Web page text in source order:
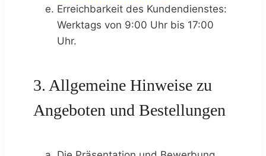
Erreichbarkeit des Kundendienstes:
Werktags von 9:00 Uhr bis 17:00
Uhr.
3. Allgemeine Hinweise zu
Angeboten und Bestellungen